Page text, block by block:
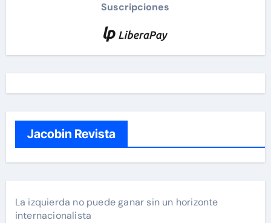
Suscripciones
Jacobin Revista
La izquierda no puede ganar sin un horizonte
internacionalista